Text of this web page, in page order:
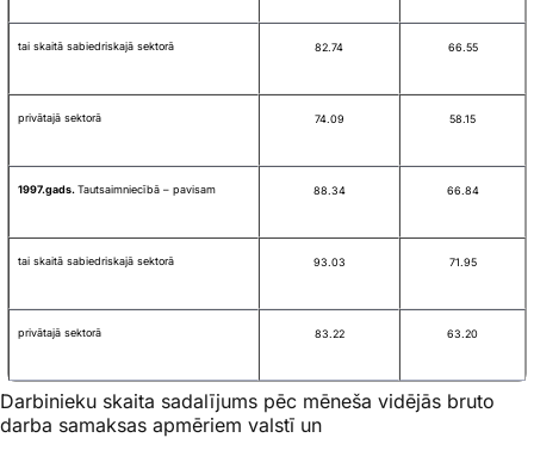
tai skaitā sabiedriskajā sektorā 82.74 66.55
privātajā sektorā 74.09 58.15
1997.gads. Tautsaimniecībā – pavisam 88.34 66.84
tai skaitā sabiedriskajā sektorā 93.03 71.95
privātajā sektorā 83.22 63.20
Darbinieku skaita sadalījums pēc mēneša vidējās bruto
darba samaksas apmēriem valstī un